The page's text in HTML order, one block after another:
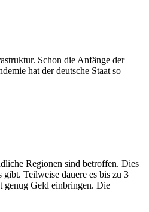
Schon die Anfänge der
hat der deutsche Staat so
Regionen sind betroffen. Dies
Teilweise dauere es bis zu 3
genug Geld einbringen. Die